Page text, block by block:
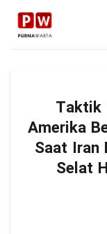
Skip
content
Taktik
Amerika
Saat Iran
Selat